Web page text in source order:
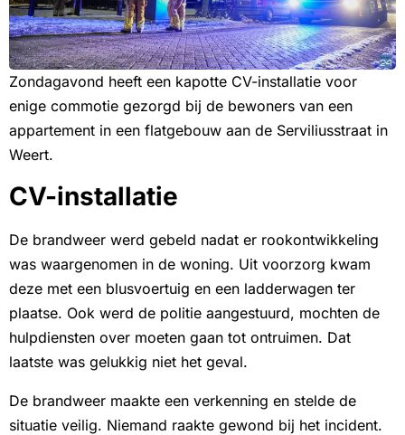
Zondagavond heeft een kapotte CV-installatie voor
enige commotie gezorgd bij de bewoners van een
appartement in een flatgebouw aan de Serviliusstraat in
Weert.
CV-installatie
De brandweer werd gebeld nadat er rookontwikkeling
was waargenomen in de woning. Uit voorzorg kwam
deze met een blusvoertuig en een ladderwagen ter
plaatse. Ook werd de politie aangestuurd, mochten de
hulpdiensten over moeten gaan tot ontruimen. Dat
laatste was gelukkig niet het geval.
De brandweer maakte een verkenning en stelde de
situatie veilig. Niemand raakte gewond bij het incident.